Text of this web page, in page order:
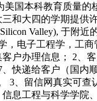
国本科教育质量
和大四的学期提供
Valley), 于附近
电子工程学，工
户办理信息； 2、
快递给客户（国内
3、留信网真实可
息工程与科学学院